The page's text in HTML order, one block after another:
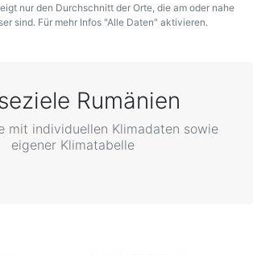
nur den Durchschnitt der Orte, die am oder nahe
sind. Für mehr Infos "Alle Daten" aktivieren.
Rumänien
mit individuellen Klimadaten sowie
eigener Klimatabelle